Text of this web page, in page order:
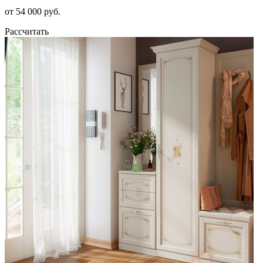
от 54 000 руб.
Рассчитать